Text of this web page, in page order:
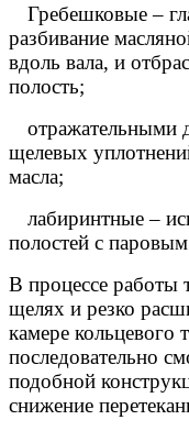
–
разбивание
вдоль вала, и
полость;
щелевых
масла;
–
полостей с
В процессе работы
щелях и резко
камере кольцевого
последовательно
подобной
снижение